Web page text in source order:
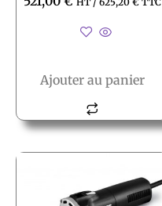
Ajouter au panier